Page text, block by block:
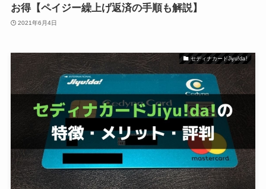
お得【ペイジー繰上げ返済の手順も解説】
2021年6月4日
セディナカードJiyu!da!